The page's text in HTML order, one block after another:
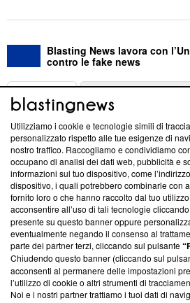
Blasting News lavora con
contro le fake news
ABOUT
Questa sezione offre informazioni
News, sui nostri processi editoriali e
creare news di qualità. Inoltre, afferma
‘Trust Project - News with Integrity’
ancora membro del programma, ma
parte; Trust Project non ha ancora
conformità agli standard.
Su di noi
Team editoriale
Corporate
Utilizziamo i cookie e tecnologie simili di
personalizzato rispetto alle tue esigenze di
nostro traffico. Raccogliamo e condividiamo
occupano di analisi dei dati web, pubblicità e
informazioni sul tuo dispositivo, come
dispositivo, i quali potrebbero combinarle con
fornito loro o che hanno raccolto dal tuo
acconsentire all’uso di tali tecnologie
presente su questo banner oppure
eventualmente negando il consenso al
parte dei partner terzi, cliccando sul pulsante
Chiudendo questo banner (cliccando sul
acconsenti al permanere delle impostazioni
l’utilizzo di cookie o altri strumenti di
Noi e i nostri partner trattiamo i tuoi dati di